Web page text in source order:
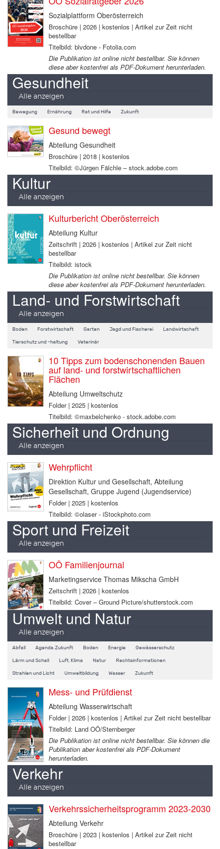
Sozialplattform Oberösterreich
Broschüre | 2026 | kostenlos | Artikel zur Zeit nicht
bestellbar
Titelbild: blvdone - Fotolia.com
Die Publikation ist online nicht bestellbar. Sie können
diese aber kostenfrei als PDF-Dokument herunterladen.
Gesundheit
Alle anzeigen
Bewegung Ernährung Rat und Hilfe Zukunft
Gesund bewegt
Abteilung Gesundheit
Broschüre | 2018 | kostenlos
Titelbild: ©Jürgen Fälchle – stock.adobe.com
Kultur
Alle anzeigen
Kulturbericht Oberösterreich
Abteilung Kultur
Zeitschrift | 2026 | kostenlos | Artikel zur Zeit nicht
bestellbar
Titelbild: istock
Die Publikation ist online nicht bestellbar. Sie können
diese aber kostenfrei als PDF-Dokument herunterladen.
Land- und Forstwirtschaft
Alle anzeigen
Boden Forstwirtschaft Garten Jagd und Fischerei Landwirtschaft
Tierschutz und -haltung Veterinär
10 Tipps zum bodenschonenden Bauen
auf land- und forstwirtschaftlichen
Flächen
Abteilung Umweltschutz
Folder | 2025 | kostenlos
Titelbild: ©maxbelchenko - stock.adobe.com
Sicherheit und Ordnung
Alle anzeigen
Wehrpflicht
Direktion Kultur und Gesellschaft, Abteilung
Gesellschaft, Gruppe Jugend (Jugendservice)
Folder | 2025 | kostenlos
Titelbild: ©olaser - iStockphoto.com
Sport und Freizeit
Alle anzeigen
OÖ Familienjournal
Marketingservice Thomas Mikscha GmbH
Zeitschrift | 2026 | kostenlos
Titelbild: Cover – Ground Picture/shutterstock.com
Umwelt und Natur
Alle anzeigen
Abfall Agenda.Zukunft Boden Energie Gewässerschutz
Lärm und Schall Luft, Klima Natur Rechtsinformationen
Strahlen und Licht Umweltbildung Wasser Zukunft
Mess- und Prüfdienst
Abteilung Wasserwirtschaft
Folder | 2026 | kostenlos | Artikel zur Zeit nicht bestellbar
Titelbild: Land OÖ/Sternberger
Die Publikation ist online nicht bestellbar. Sie können die
Publikation aber kostenfrei als PDF-Dokument
herunterladen.
Verkehr
Alle anzeigen
Verkehrssicherheitsprogramm 2023-2030
Abteilung Verkehr
Broschüre | 2023 | kostenlos | Artikel zur Zeit nicht
bestellbar